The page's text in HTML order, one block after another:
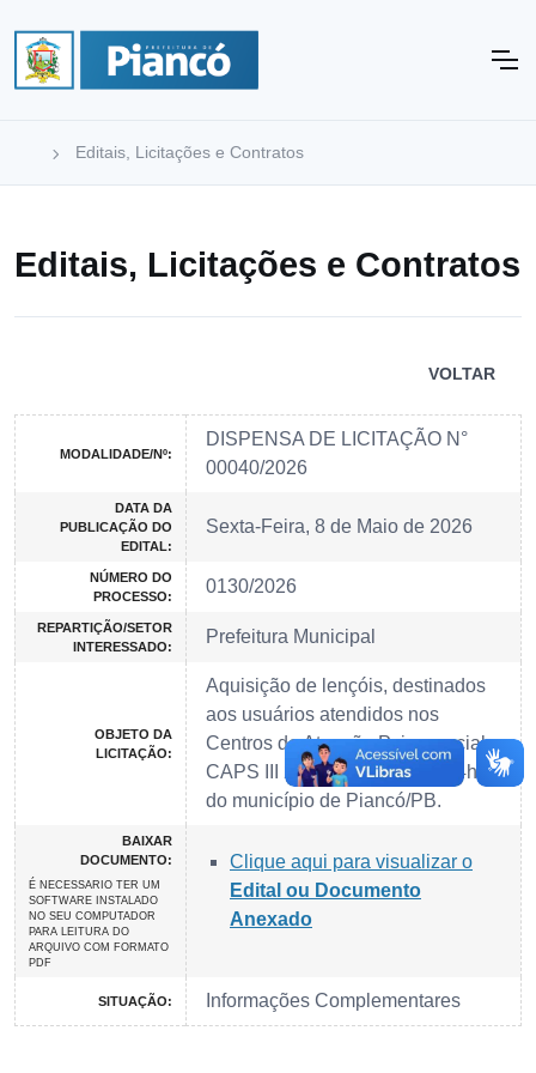
Editais, Licitações e Contratos
Editais, Licitações e Contratos
VOLTAR
MODALIDADE/Nº:
DISPENSA DE LICITAÇÃO N°
00040/2026
DATA DA
PUBLICAÇÃO DO
EDITAL:
Sexta-Feira, 8 de Maio de 2026
NÚMERO DO
PROCESSO:
0130/2026
REPARTIÇÃO/SETOR
INTERESSADO:
Prefeitura Municipal
OBJETO DA
LICITAÇÃO:
Aquisição de lençóis, destinados
aos usuários atendidos nos
Centros de Atenção Psicossocial
CAPS III 24h e CAPS AD III 24h
do município de Piancó/PB.
BAIXAR
DOCUMENTO:
É NECESSARIO TER UM
SOFTWARE INSTALADO
NO SEU COMPUTADOR
PARA LEITURA DO
ARQUIVO COM FORMATO
PDF
Clique aqui para visualizar o
Edital ou Documento
Anexado
SITUAÇÃO: Informações Complementares